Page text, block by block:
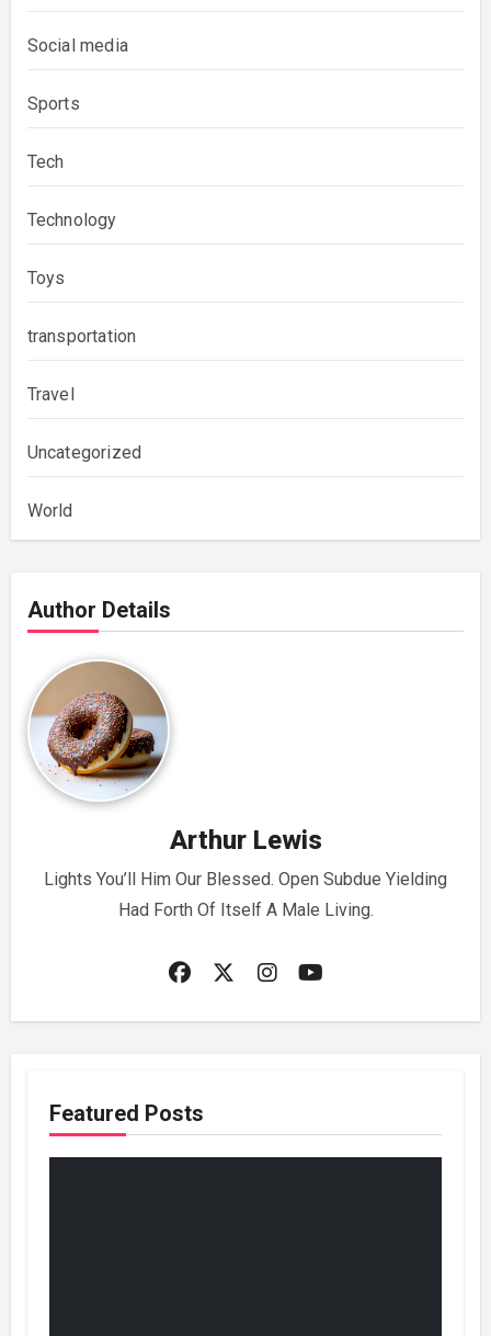
Social media
Sports
Tech
Technology
Toys
transportation
Travel
Uncategorized
World
Author Details
Arthur Lewis
Lights You’ll Him Our Blessed. Open Subdue Yielding
Had Forth Of Itself A Male Living.
Featured Posts